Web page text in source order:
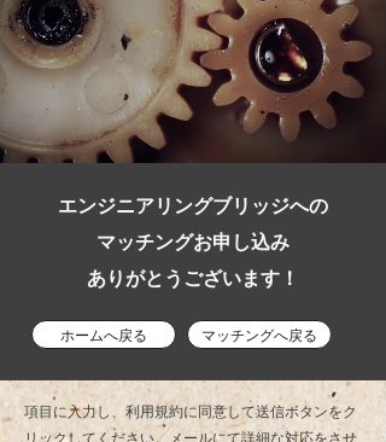
エンジニアリングブリッジへの
マッチングお申し込み
ありがとうございます！
ホームへ戻る マッチングへ戻る
項目に入力し、利用規約に同意して送信ボタンをク
リックしてください。メールにて​詳細な対応をさせ